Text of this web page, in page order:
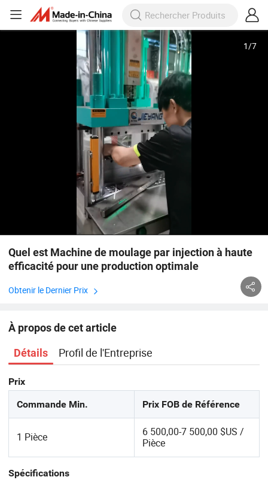
1/7
Quel est Machine de moulage par injection à haute
efficacité pour une production optimale
Obtenir le Dernier Prix
À propos de cet article
Détails Profil de l'Entreprise
Prix
Commande Min. Prix FOB de Référence
1 Pièce
6 500,00-7 500,00 $US /
Pièce
Spécifications